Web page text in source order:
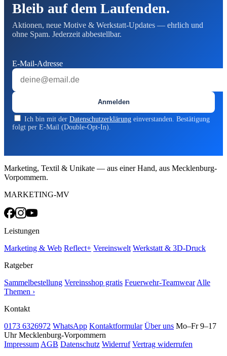
Bleib auf dem Laufenden.
Aktionen, neue Motive & Werkstatt-Updates — ehrlich und
ohne Spam. Jederzeit abbestellbar.
E-Mail-Adresse
Anmelden
Ich bin mit der Datenschutzerklärung einverstanden. Bestätigung
folgt per E-Mail (Double-Opt-In).
Marketing, Textil & Unikate — aus einer Hand, aus Mecklenburg-
Vorpommern.
MARKETING-MV
Leistungen
Marketing & Web Reflect+ Vereinswelt Werkstatt & 3D-Druck
Ratgeber
Sammelbestellung Vereinsshop gratis Feuerwehr-Teamwear Alle
Themen ›
Kontakt
0173 6326972 WhatsApp Kontaktformular Über uns Mo–Fr 9–17
Uhr Mecklenburg-Vorpommern
Impressum AGB Datenschutz Widerruf Vertrag widerrufen